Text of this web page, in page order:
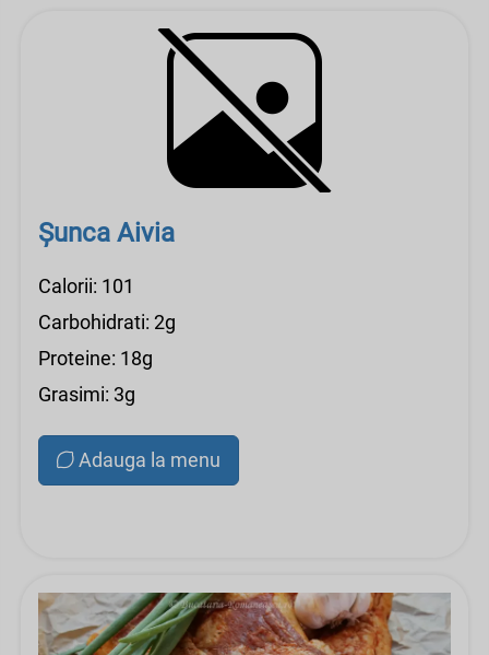
Șunca Aivia
Calorii: 101
Carbohidrati: 2g
Proteine: 18g
Grasimi: 3g
Adauga la menu